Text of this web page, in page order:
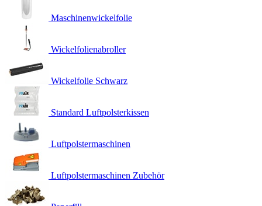
Maschinenwickelfolie
Wickelfolienabroller
Wickelfolie Schwarz
Standard Luftpolsterkissen
Luftpolstermaschinen
Luftpolstermaschinen Zubehör